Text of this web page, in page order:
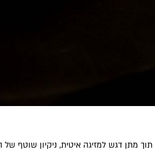
מתן דגש למזיגה איטית, ניקיון שוטף